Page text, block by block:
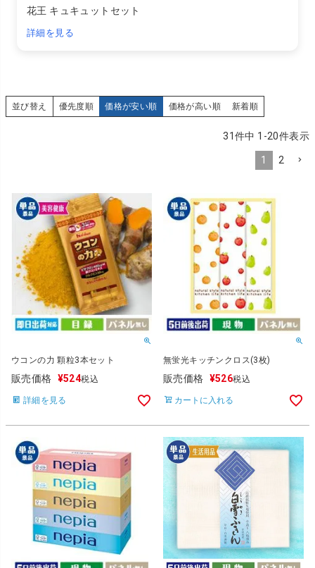
花王 キュキュットセット
詳細を見る
並び替え 優先度順 価格が安い順 価格が高い順 新着順
31件中 1 -20件表示
1 2
ウコンの力 顆粒3本セット
販売価格 ¥524税込
詳細を見る
無蛍光キッチンクロス(3枚)
販売価格 ¥526税込
カートに入れる